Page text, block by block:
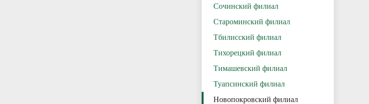
Сочинский филиал
Староминский филиал
Тбилисский филиал
Тихорецкий филиал
Тимашевский филиал
Туапсинский филиал
Новопокровский филиал